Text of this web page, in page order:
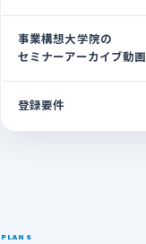
事業構想大学院の
セミナーアーカイブ動画
登録要件
PLANS